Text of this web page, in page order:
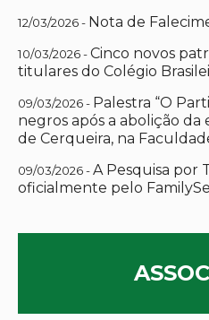
12/03/2026 - Nota de
10/03/2026 -Cinco novos
titulares do Colégio
09/03/2026 - Palestra “O
negros após a abolição da
de Cerqueira, na
09/03/2026 -A Pesquisa por
oficialmente pelo